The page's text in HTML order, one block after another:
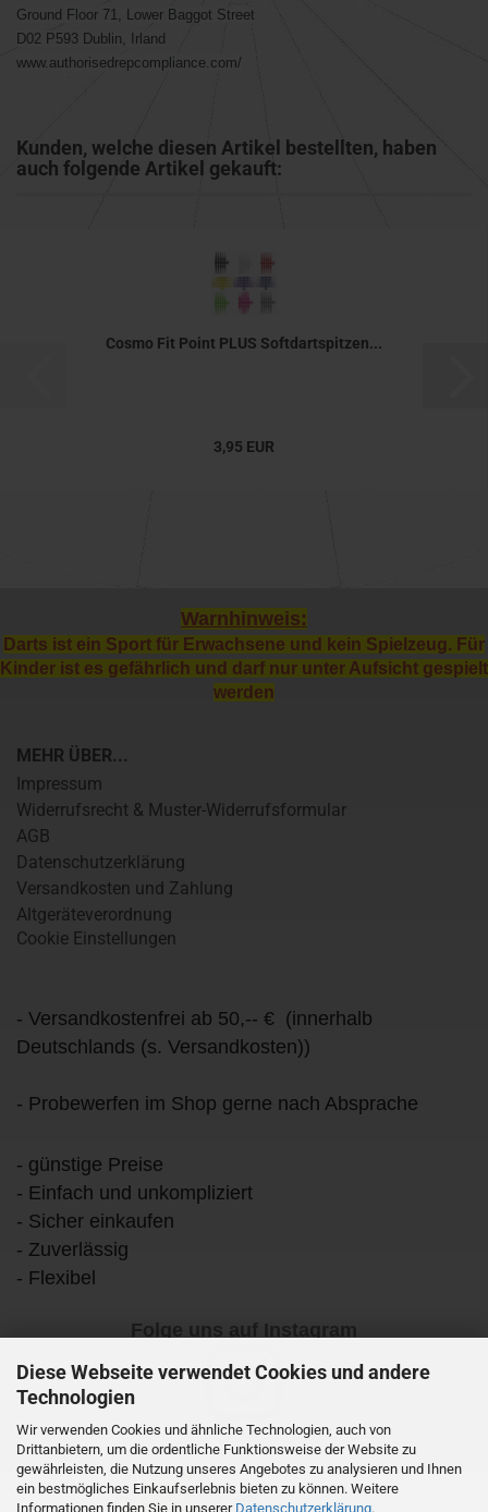
Diese Webseite verwendet Cookies und andere
Technologien
Wir verwenden Cookies und ähnliche Technologien, auch von
Drittanbietern, um die ordentliche Funktionsweise der Website zu
gewährleisten, die Nutzung unseres Angebotes zu analysieren und Ihnen
ein bestmögliches Einkaufserlebnis bieten zu können. Weitere
Informationen finden Sie in unserer Datenschutzerklärung.
Ground Floor 71, Lower Baggot Street
D02 P593 Dublin, Irland
www.authorisedrepcompliance.com/
Kunden, welche diesen Artikel bestellten, haben
auch folgende Artikel gekauft:
Cosmo Fit Point PLUS Softdartspitzen...
3,95 EUR
Warnhinweis:
Darts ist ein Sport für Erwachsene und kein Spielzeug. Für
Kinder ist es gefährlich und darf nur unter Aufsicht gespielt
werden
MEHR ÜBER...
Impressum
Widerrufsrecht & Muster-Widerrufsformular
AGB
Datenschutzerklärung
Versandkosten und Zahlung
Altgeräteverordnung
Cookie Einstellungen
- Versandkostenfrei ab 50,-- € (innerhalb
Deutschlands (s. Versandkosten))
- Probewerfen im Shop gerne nach Absprache
- günstige Preise
- Einfach und unkompliziert
- Sicher einkaufen
- Zuverlässig
- Flexibel
Folge uns auf Instagram